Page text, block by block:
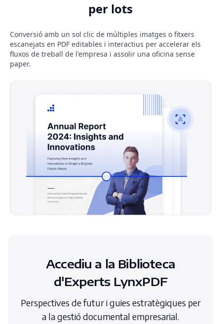
per lots
Conversió amb un sol clic de múltiples imatges o fitxers
escanejats en PDF editables i interactius per accelerar els
fluxos de treball de l'empresa i assolir una oficina sense
paper.
Accediu a la Biblioteca
d'Experts LynxPDF
Perspectives de futur i guies estratègiques per
a la gestió documental empresarial.